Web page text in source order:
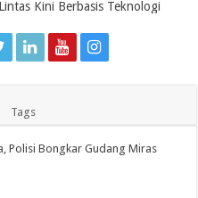
Lintas Kini Berbasis Teknologi
Tags
Polisi Bongkar Gudang Miras